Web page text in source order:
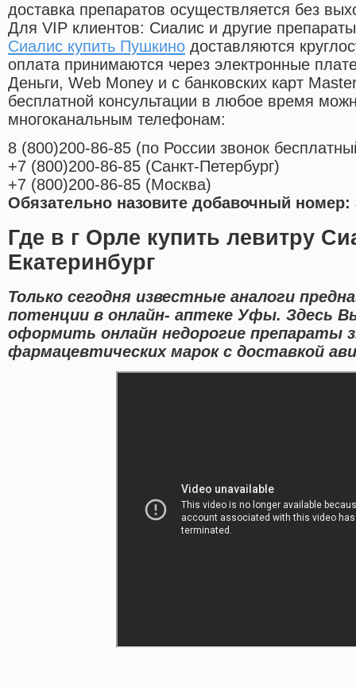
доставка препаратов осуществляется без
Для VIP клиентов: Сиалис и другие
Сиалис купить Пушкино доставляются
оплата принимаются через электронные
Деньги, Web Money и с банковских карт
бесплатной консультации в любое время
многоканальным телефонам:
8 (800)200-86-85 (по России звонок
+7 (800)200-86-85 (Санкт-Петербург)
+7 (800)200-86-85 (Москва)
Обязательно назовите добавочный номер:
Где в г Орле купить левитру
Екатеринбург
Только сегодня известные аналоги
потенции в онлайн- аптеке Уфы. Здесь
оформить онлайн недорогие препараты
фармацевтических марок с доставкой